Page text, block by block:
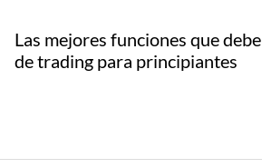
Las mejores funciones que
de trading para principiantes